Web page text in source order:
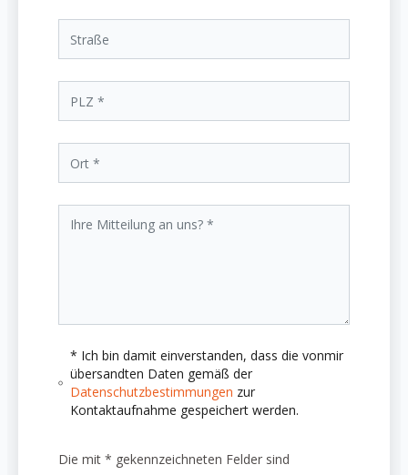
* Ich bin damit einverstanden, dass die vonmir
übersandten Daten gemäß der
Datenschutzbestimmungen zur
Kontaktaufnahme gespeichert werden.
Die mit * gekennzeichneten Felder sind